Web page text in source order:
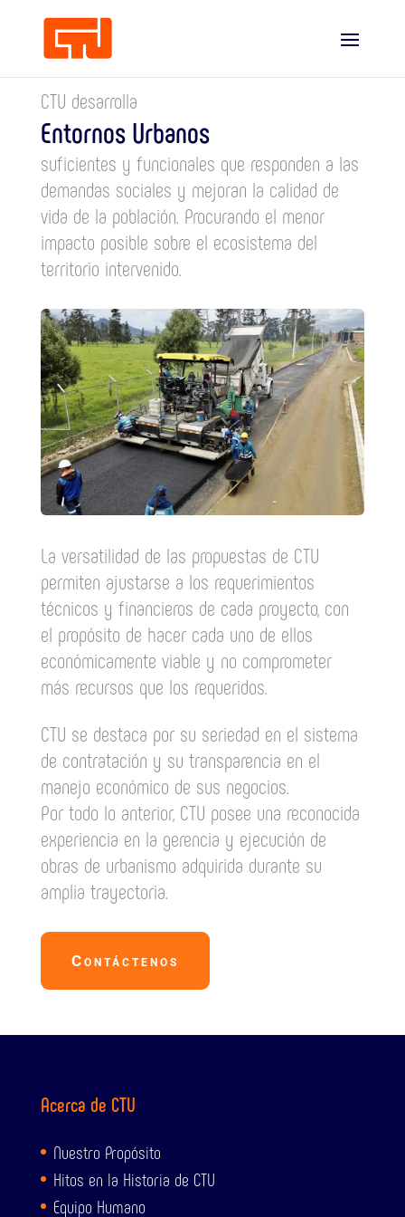
CTU desarrolla
Entornos Urbanos
suficientes y funcionales que responden a las
demandas sociales y mejoran la calidad de
vida de la población. Procurando el menor
impacto posible sobre el ecosistema del
territorio intervenido.
La versatilidad de las propuestas de CTU
permiten ajustarse a los requerimientos
técnicos y financieros de cada proyecto, con
el propósito de hacer cada uno de ellos
económicamente viable y no comprometer
más recursos que los requeridos.
CTU se destaca por su seriedad en el sistema
de contratación y su transparencia en el
manejo económico de sus negocios.
Por todo lo anterior, CTU posee una reconocida
experiencia en la gerencia y ejecución de
obras de urbanismo adquirida durante su
amplia trayectoria.
Contáctenos
Acerca de CTU
Nuestro Propósito
Hitos en la Historia de CTU
Equipo Humano